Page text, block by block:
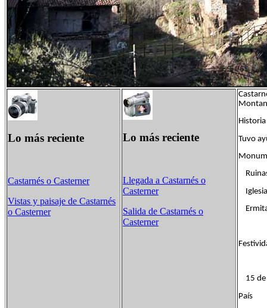
Lo más reciente
Castarnés o Casterner
Vistas y paisaje de Castarnés
o Casterner
Lo más reciente
Llegada a Castarnés o
Casterner
Salida de Castarnés o
Casterner
Historia
Tuvo
15 de
País